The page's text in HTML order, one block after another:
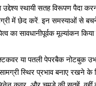
उद्देश्य स्थायी सतह विरूपण पैदा
में छेद करें. इन समस्याओं से
का सावधानीपूर्वक मूल्यांकन किया
या पतली पेपरबैक नोटबुक
स्थिर प्रभाव बनाए रखने के